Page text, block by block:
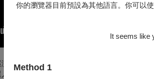
你的瀏覽器目前預設為其他語言。你可以
It seems like
Method 1
版
邀請舉辦相聲藝文表演